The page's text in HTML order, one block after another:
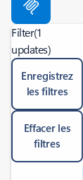
Filter(1
updates)
Enregistrez
les filtres
Effacer les
filtres